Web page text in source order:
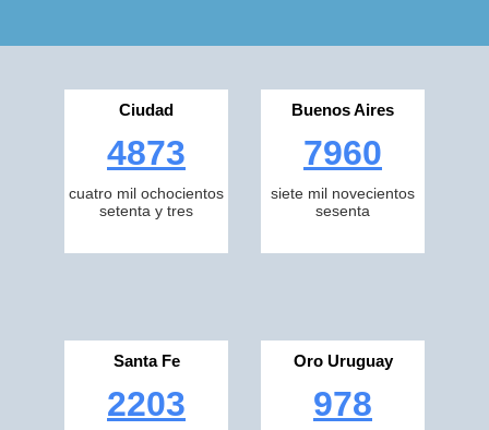
Ciudad
4873
cuatro mil ochocientos
setenta y tres
Buenos Aires
7960
siete mil novecientos
sesenta
Santa Fe
2203
Oro Uruguay
978